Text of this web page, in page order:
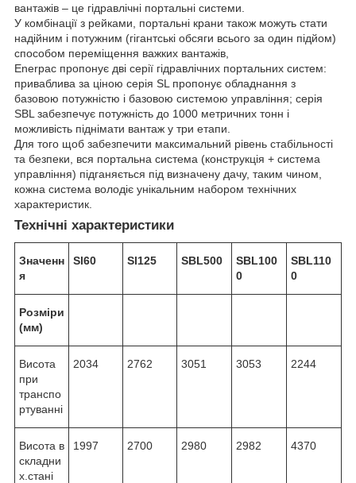
вантажів – це гідравлічні портальні системи.
У комбінації з рейками, портальні крани також можуть стати
надійним і потужним (гігантські обсяги всього за один підйом)
способом переміщення важких вантажів,
Enerpac пропонує дві серії гідравлічних портальних систем:
приваблива за ціною серія SL пропонує обладнання з
базовою потужністю і базовою системою управління; серія
SBL забезпечує потужність до 1000 метричних тонн і
можливість піднімати вантаж у три етапи.
Для того щоб забезпечити максимальний рівень стабільності
та безпеки, вся портальна система (конструкція + система
управління) підганяється під визначену дачу, таким чином,
кожна система володіє унікальним набором технічних
характеристик.
Технічні характеристики
Значенн
я
Sl60 Sl125 SBL500
SBL100
0
SBL110
0
Розміри
(мм)
Висота
при
транспо
ртуванні
2034 2762 3051 3053 2244
Висота в
складни
х.стані
1997 2700 2980 2982 4370